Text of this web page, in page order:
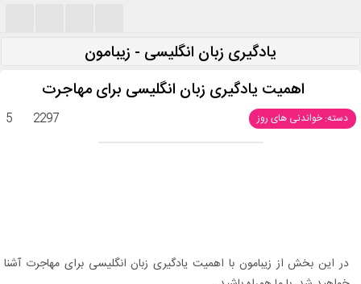
یادگیری زبان انگلیسی - زیبامون
اهمیت یادگیری زبان انگلیسی برای مهاجرت
دسته: خواندنی های روز 5 2297
در این بخش از زیبامون با اهمیت یادگیری زبان انگلیسی برای مهاجرت آشنا